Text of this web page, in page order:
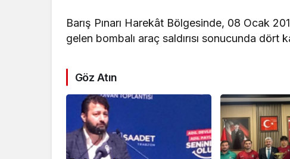
Barış Pınarı Harekât Bölgesinde, 08 Ocak
gelen bombalı araç saldırısı sonucunda dört
Göz Atın